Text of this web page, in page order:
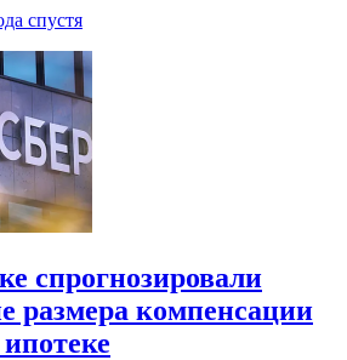
спустя
спрогнозировали
размера компенсации